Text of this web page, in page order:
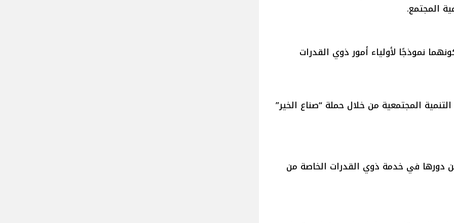
المجتمع.
نموذجًا لأولياء أمور ذوي القدرات
المجتمعية من خلال حملة “صناع الخير”
دورها في خدمة ذوي القدرات الخاصة من